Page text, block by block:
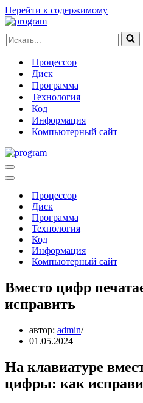
Перейти к содержимому
Искать...
Процессор
Диск
Программа
Технология
Код
Информация
Компьютерный сайт
Меню
навигации
Меню
навигацииПроцессор
Диск
Программа
Технология
Код
Информация
Компьютерный сайт
Вместо цифр
исправить
автор: admin
01.05.2024
На клавиатуре
цифры: как